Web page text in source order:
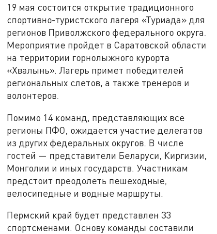
19 мая состоится открытие традиционного
спортивно-туристского лагеря «Туриада» для
регионов Приволжского федерального округа.
Мероприятие пройдет в Саратовской области
на территории горнолыжного курорта
«Хвалынь». Лагерь примет победителей
региональных слетов, а также тренеров и
волонтеров.
Помимо 14 команд, представляющих все
регионы ПФО, ожидается участие делегатов
из других федеральных округов. В числе
гостей — представители Беларуси, Киргизии,
Монголии и иных государств. Участникам
предстоит преодолеть пешеходные,
велосипедные и водные маршруты.
Пермский край будет представлен 33
спортсменами. Основу команды составили